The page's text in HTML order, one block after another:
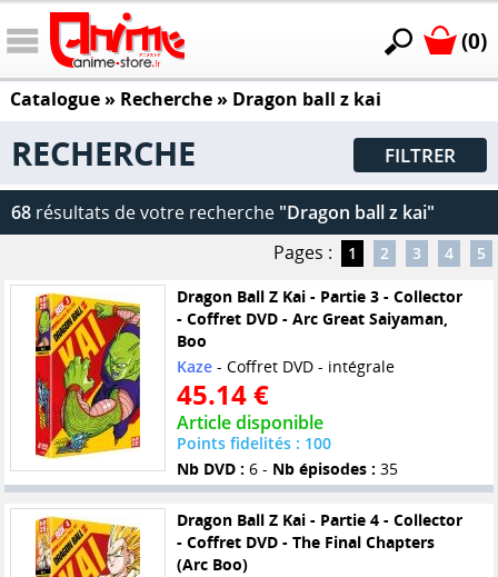
(0)
Catalogue» Recherche » Dragon ball z kai
RECHERCHE FILTRER
68 résultats de votre recherche "Dragon ball z kai"
Pages :
1 2 3 4 5
Dragon Ball Z Kai - Partie 3 - Collector
- Coffret DVD - Arc Great Saiyaman,
Boo
Kaze- Coffret DVD - intégrale
45.14 €
Article disponible
Points fidelités : 100
Nb DVD : 6 - Nb épisodes : 35
Dragon Ball Z Kai - Partie 4 - Collector
- Coffret DVD - The Final Chapters
(Arc Boo)